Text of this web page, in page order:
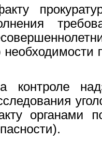
контроле
органами